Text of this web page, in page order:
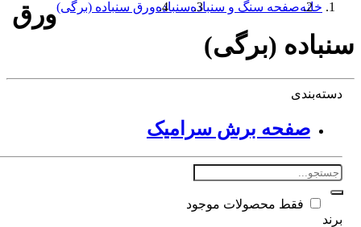
خانهصفحه سنگ و سنبادهسنبادهورق سنباده (برگی)ورق
(برگی)
صفحه برش‌ سرامیک
فقط محصولات موجود